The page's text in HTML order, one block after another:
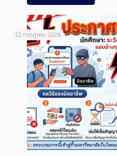
22 กรกฎาคม 2026